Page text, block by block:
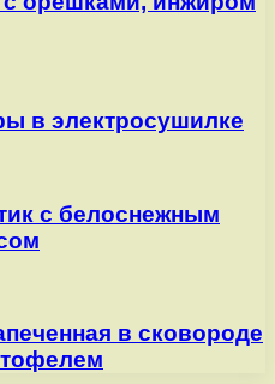
в электросушилке
с белоснежным
в сковороде